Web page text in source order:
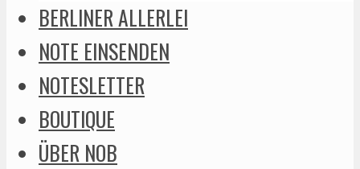
BERLINER ALLERLEI
NOTE EINSENDEN
NOTESLETTER
BOUTIQUE
ÜBER NOB